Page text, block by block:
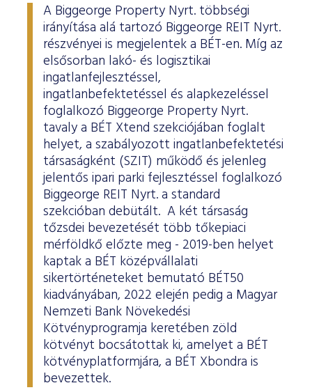
A Biggeorge Property Nyrt. többségi
irányítása alá tartozó Biggeorge REIT Nyrt.
részvényei is megjelentek a BÉT-en. Míg az
elsősorban lakó- és logisztikai
ingatlanfejlesztéssel,
ingatlanbefektetéssel és alapkezeléssel
foglalkozó Biggeorge Property Nyrt.
tavaly a BÉT Xtend szekciójában foglalt
helyet, a szabályozott ingatlanbefektetési
társaságként (SZIT) működő és jelenleg
jelentős ipari parki fejlesztéssel foglalkozó
Biggeorge REIT Nyrt. a standard
szekcióban debütált. A két társaság
tőzsdei bevezetését több tőkepiaci
mérföldkő előzte meg - 2019-ben helyet
kaptak a BÉT középvállalati
sikertörténeteket bemutató BÉT50
kiadványában, 2022 elején pedig a Magyar
Nemzeti Bank Növekedési
Kötvényprogramja keretében zöld
kötvényt bocsátottak ki, amelyet a BÉT
kötvényplatformjára, a BÉT Xbondra is
bevezettek.